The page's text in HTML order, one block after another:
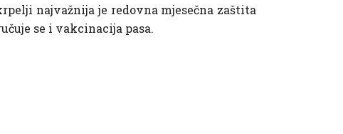
najvažnija je redovna mjesečna zaštita
se i vakcinacija pasa.